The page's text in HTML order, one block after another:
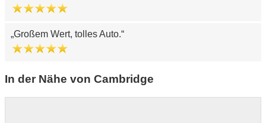
Großem Wert, tolles Auto.
In der Nähe von Cambridge